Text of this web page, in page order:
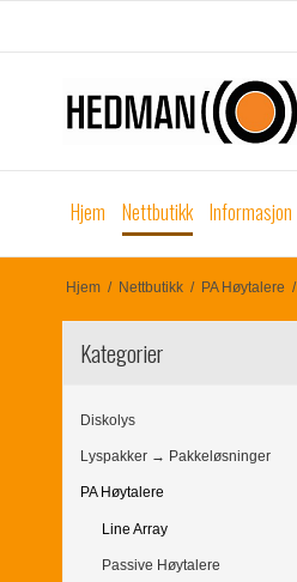
Hjem Nettbutikk Informasjon
Hjem / Nettbutikk / PA Høytalere /
Kategorier
Diskolys
Lyspakker → Pakkeløsninger
PA Høytalere
Line Array
Passive Høytalere